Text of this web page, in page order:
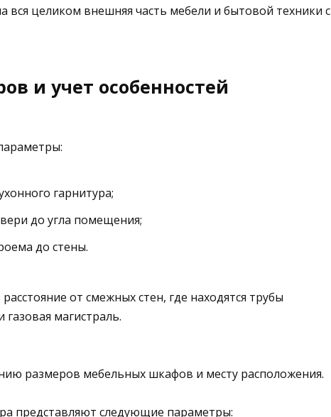
вся целиком внешняя часть мебели и бытовой техники с
и учет особенностей
гарнитура;
до угла помещения;
до стены.
от смежных стен, где находятся трубы
магистраль.
размеров мебельных шкафов и месту расположения.
представляют следующие параметры: